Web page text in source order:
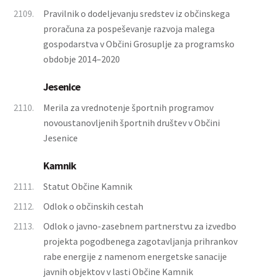
2109.
Pravilnik o dodeljevanju sredstev iz občinskega
proračuna za pospeševanje razvoja malega
gospodarstva v Občini Grosuplje za programsko
obdobje 2014–2020
Jesenice
2110.
Merila za vrednotenje športnih programov
novoustanovljenih športnih društev v Občini
Jesenice
Kamnik
2111.
Statut Občine Kamnik
2112.
Odlok o občinskih cestah
2113.
Odlok o javno-zasebnem partnerstvu za izvedbo
projekta pogodbenega zagotavljanja prihrankov
rabe energije z namenom energetske sanacije
javnih objektov v lasti Občine Kamnik